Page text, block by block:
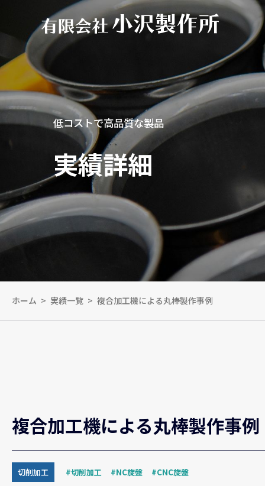
低コストで高品質な製品
実績詳細
ホーム 実績一覧 複合加工機による丸棒製作事例
複合加工機による丸棒製作事例
切削加工 切削加工 NC旋盤 CNC旋盤